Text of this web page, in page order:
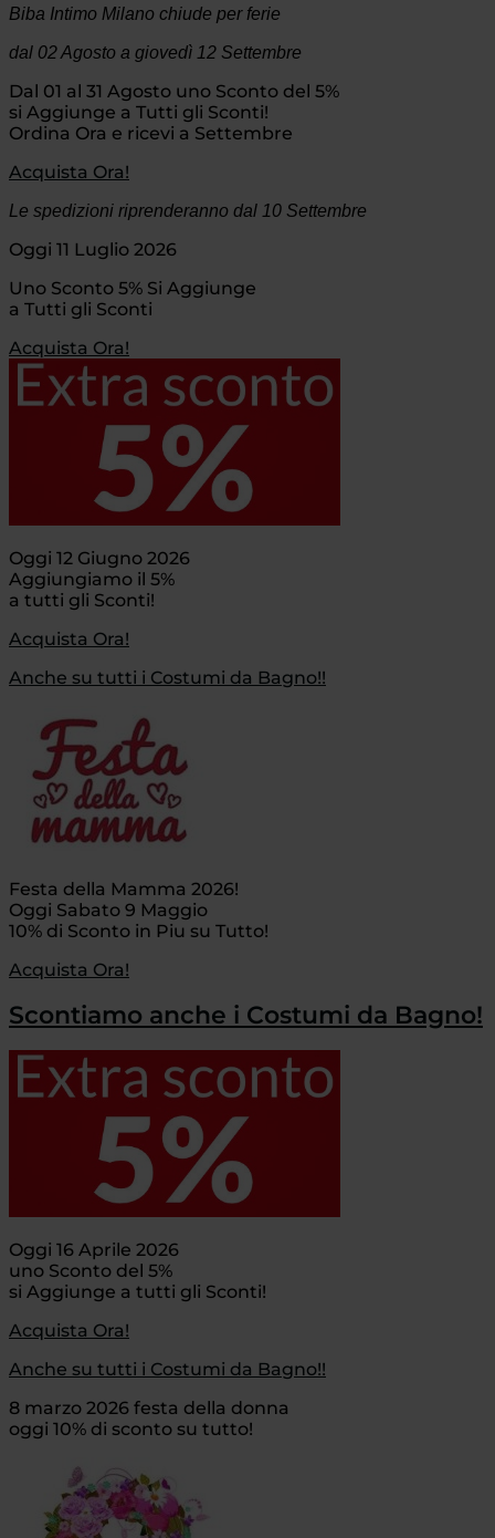
Biba Intimo Milano chiude per ferie
dal 02 Agosto a giovedì 12 Settembre
Dal 01 al 31 Agosto uno Sconto del 5%
si Aggiunge a Tutti gli Sconti!
Ordina Ora e ricevi a Settembre
Acquista Ora!
Le spedizioni riprenderanno dal 10 Settembre
Oggi 11 Luglio 2026
Uno Sconto 5% Si Aggiunge
a Tutti gli Sconti
Acquista Ora!
Oggi 12 Giugno 2026
Aggiungiamo il 5%
a tutti gli Sconti!
Acquista Ora!
Anche su tutti i Costumi da Bagno!!
Festa della Mamma 2026!
Oggi Sabato 9 Maggio
10% di Sconto in Piu su Tutto!
Acquista Ora!
Scontiamo anche i Costumi da Bagno!
Oggi 16 Aprile 2026
uno Sconto del 5%
si Aggiunge a tutti gli Sconti!
Acquista Ora!
Anche su tutti i Costumi da Bagno!!
8 marzo 2026 festa della donna
oggi 10% di sconto su tutto!